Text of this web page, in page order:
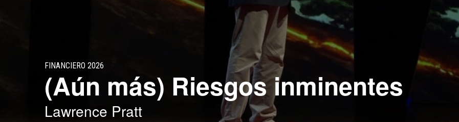
FINANCIERO 2026
(Aún más) Riesgos inminentes
Lawrence Pratt